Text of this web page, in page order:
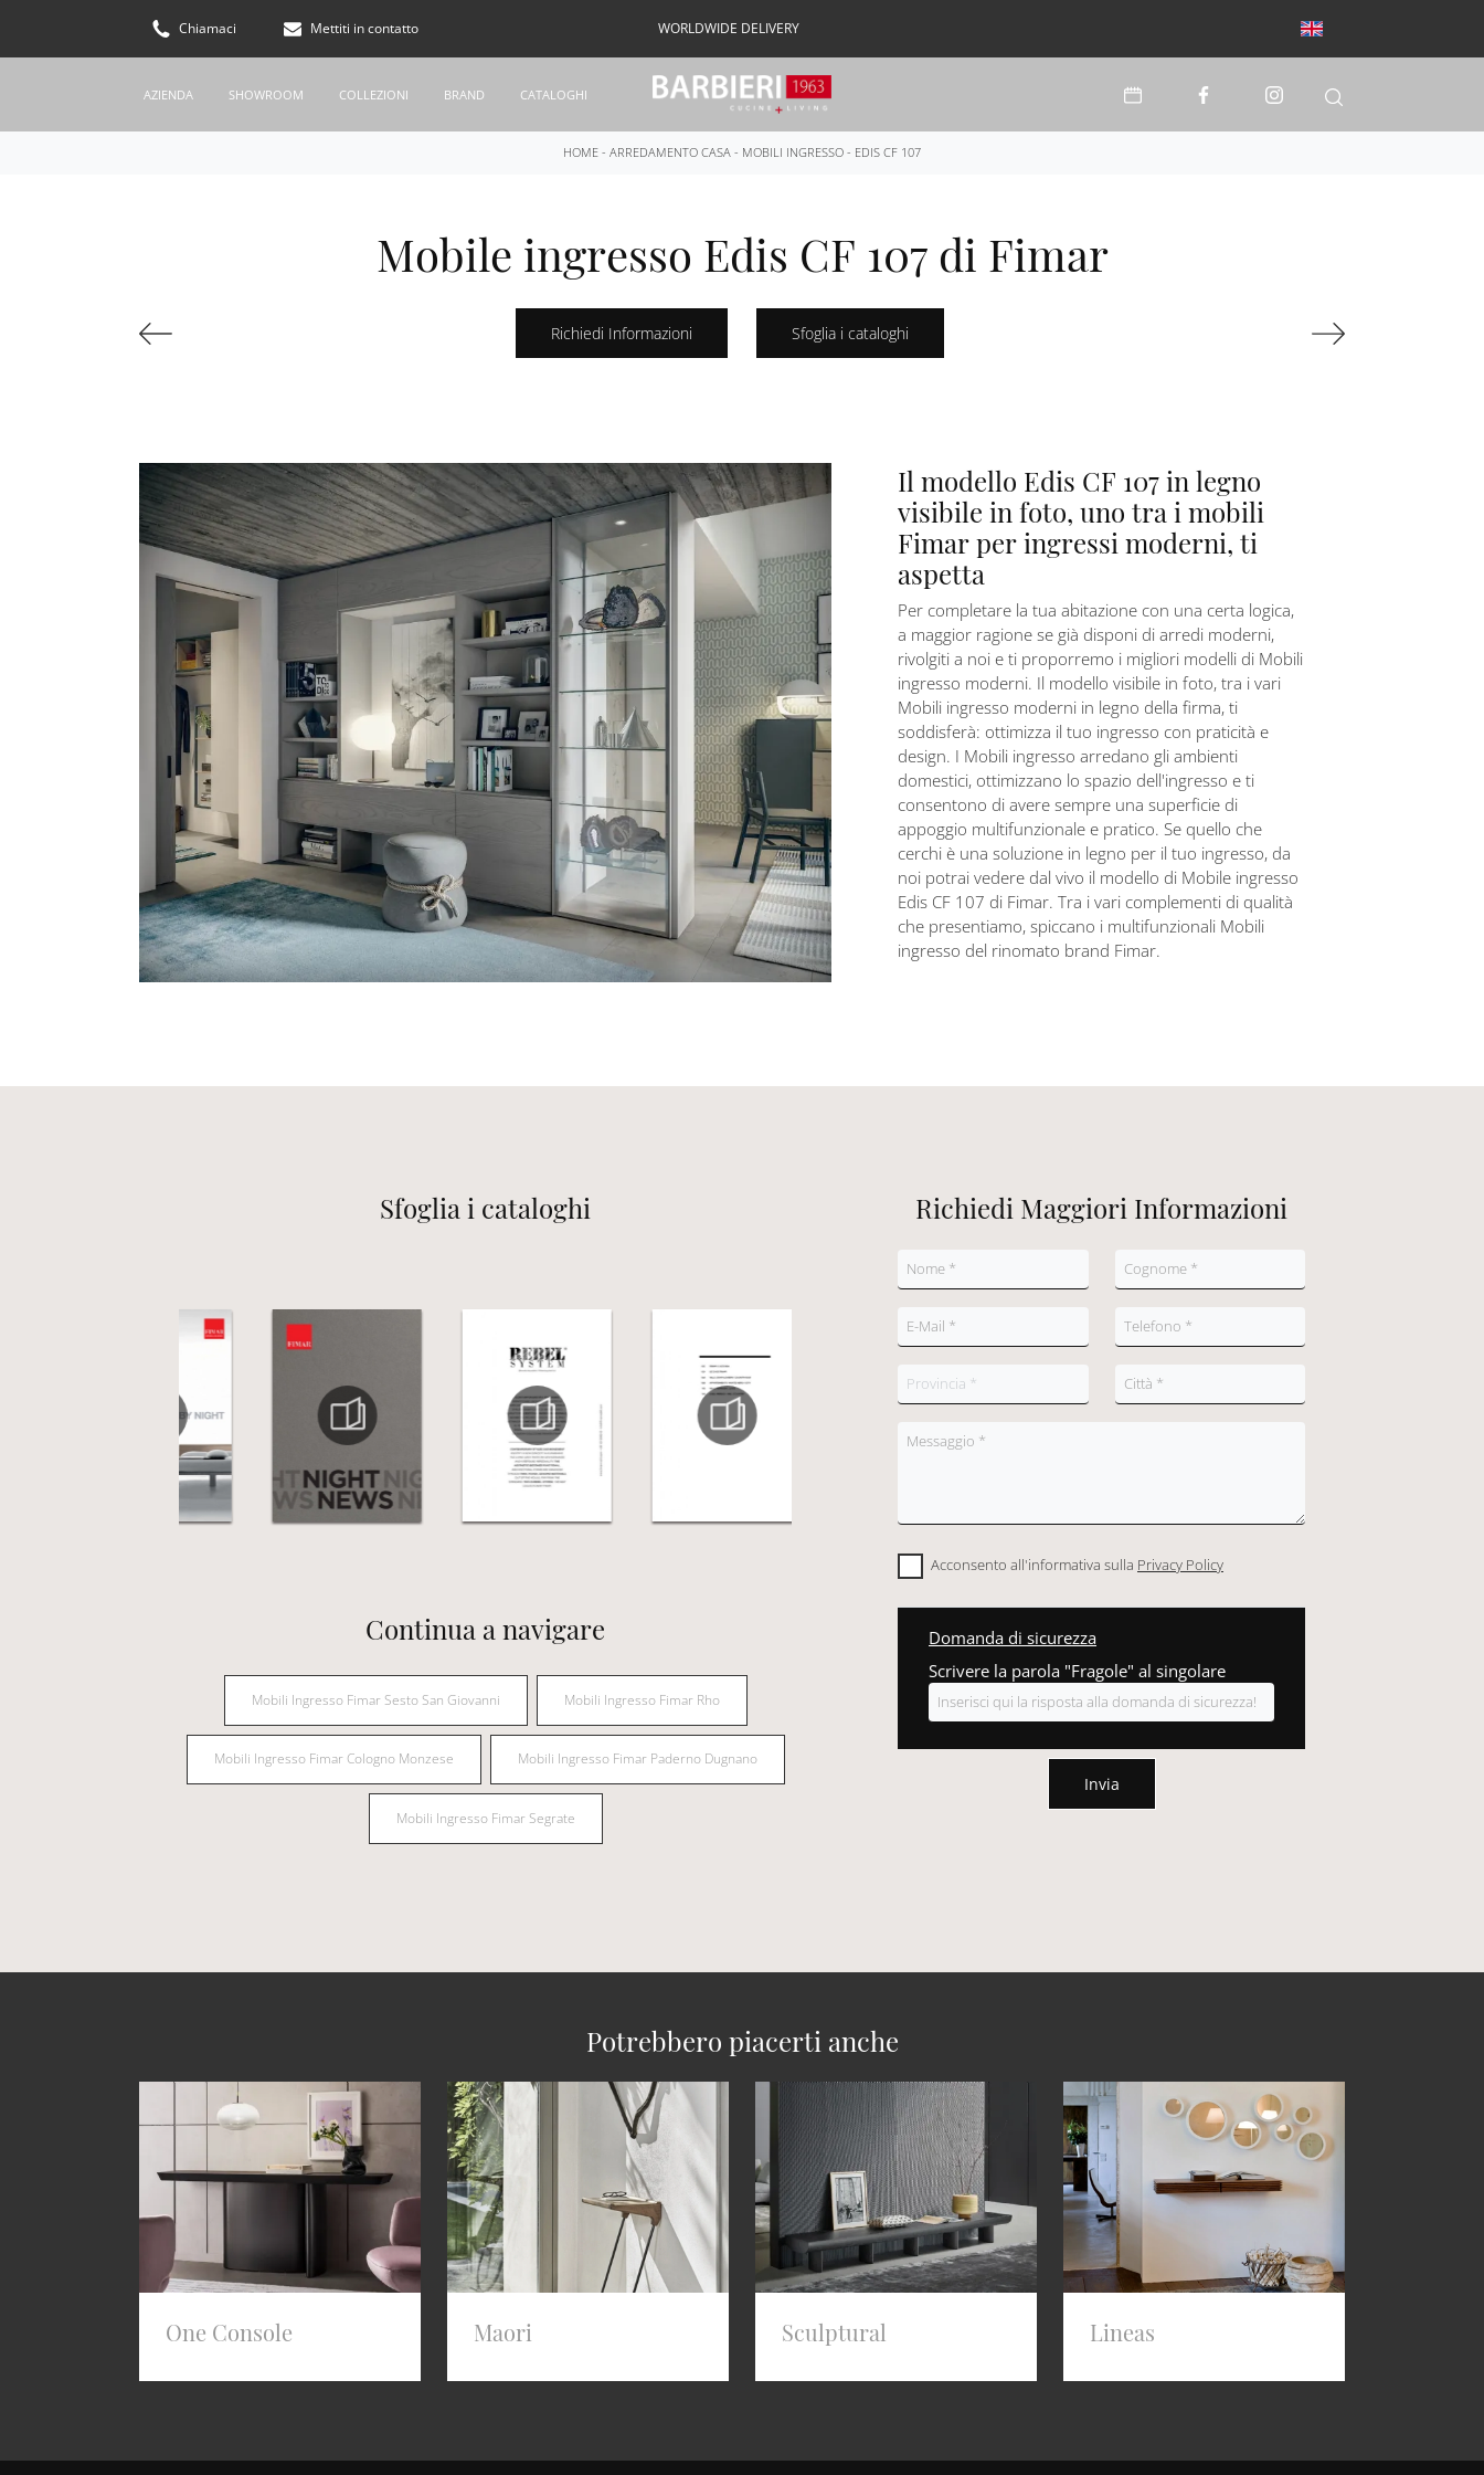
Chiamaci Mettiti in contatto WORLDWIDE DELIVERY
AZIENDA SHOWROOM COLLEZIONI BRAND CATALOGHI
HOME - ARREDAMENTO CASA - MOBILI INGRESSO - EDIS CF 107
Mobile ingresso Edis CF 107 di Fimar
Richiedi Informazioni Sfoglia i cataloghi
Il modello Edis CF 107 in legno
visibile in foto, uno tra i mobili
Fimar per ingressi moderni, ti
aspetta
Per completare la tua abitazione con una certa logica,
a maggior ragione se già disponi di arredi moderni,
rivolgiti a noi e ti proporremo i migliori modelli di Mobili
ingresso moderni. Il modello visibile in foto, tra i vari
Mobili ingresso moderni in legno della firma, ti
soddisferà: ottimizza il tuo ingresso con praticità e
design. I Mobili ingresso arredano gli ambienti
domestici, ottimizzano lo spazio dell'ingresso e ti
consentono di avere sempre una superficie di
appoggio multifunzionale e pratico. Se quello che
cerchi è una soluzione in legno per il tuo ingresso, da
noi potrai vedere dal vivo il modello di Mobile ingresso
Edis CF 107 di Fimar. Tra i vari complementi di qualità
che presentiamo, spiccano i multifunzionali Mobili
ingresso del rinomato brand Fimar.
Sfoglia i cataloghi
Continua a navigare
Mobili Ingresso Fimar Sesto San Giovanni Mobili Ingresso Fimar Rho
Mobili Ingresso Fimar Cologno Monzese Mobili Ingresso Fimar Paderno Dugnano
Mobili Ingresso Fimar Segrate
Richiedi Maggiori Informazioni
Acconsento all'informativa sulla Privacy Policy
Domanda di sicurezza
Scrivere la parola "Fragole" al singolare
Invia
Potrebbero piacerti anche
One Console Maori Sculptural Lineas